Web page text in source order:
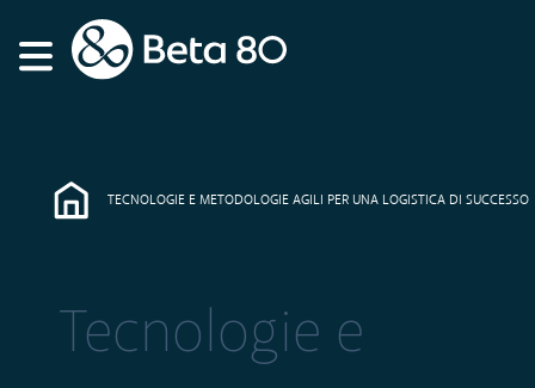
TECNOLOGIE E METODOLOGIE AGILI PER UNA LOGISTICA DI SUCCESSO
Tecnologie e